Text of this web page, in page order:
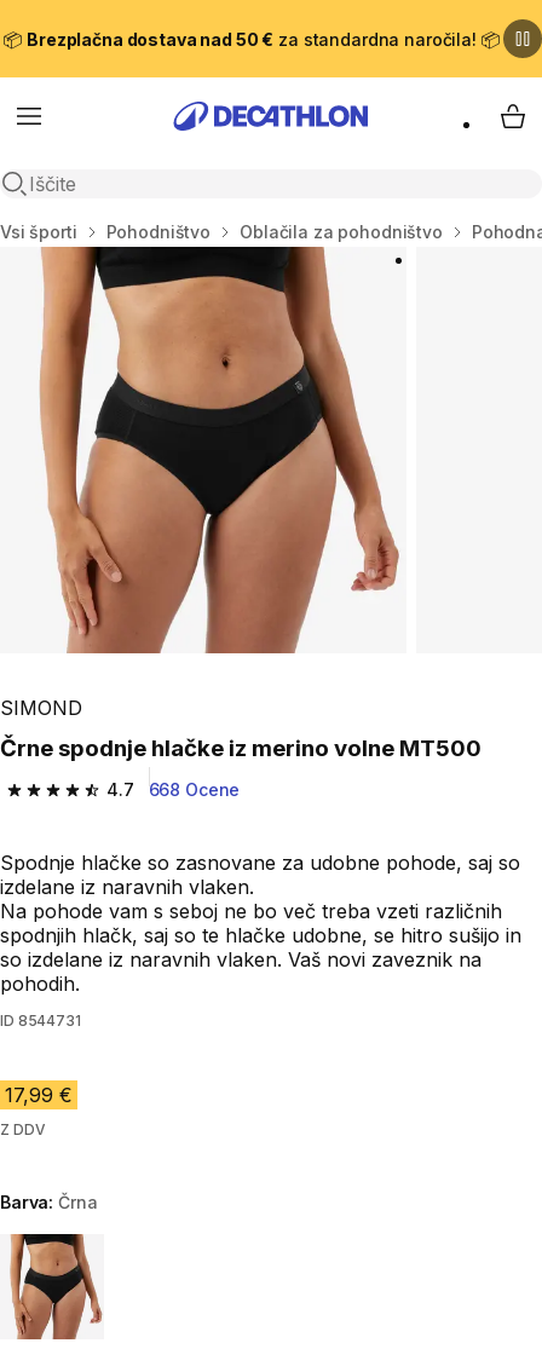
📦 Brezplačna dostava nad 50 € za standardna naročila! 📦
Meni
Odpri iskanje
Domov
Vsi športi Pohodništvo Oblačila za pohodništvo
SIMOND
Črne spodnje hlačke iz merino volne MT500
4.7
4.7 od 5 zvezdic from 668 ocene
668 Ocene
Spodnje hlačke so zasnovane za udobne pohode, saj so
izdelane iz naravnih vlaken.
Na pohode vam s seboj ne bo več treba vzeti različnih
spodnjih hlačk, saj so te hlačke udobne, se hitro sušijo in
so izdelane iz naravnih vlaken. Vaš novi zaveznik na
pohodih.
ID 8544731
17,99 €
Z DDV
Barva:Črna
Choose a variant